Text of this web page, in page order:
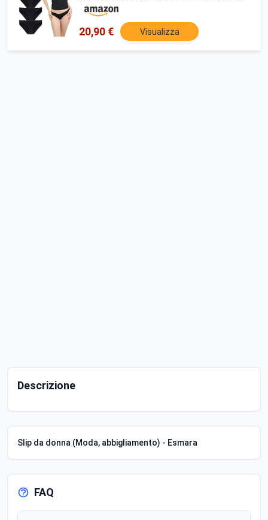
(taglia S - 2XL), Nero , M
20,90 € Visualizza
Descrizione
Slip da donna (Moda, abbigliamento) - Esmara
FAQ